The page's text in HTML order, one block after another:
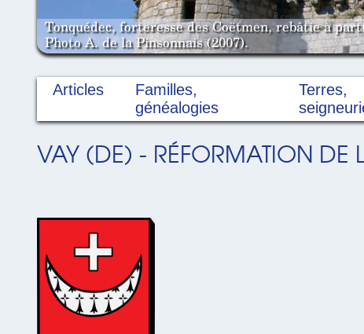
Tonquédec, forteresse des Coëtmen, rebâtie à
Photo A. de la Pinsonnais (2007).
Articles
Familles,
généalogies
Terres,
VAY (DE) - RÉFORMATION DE